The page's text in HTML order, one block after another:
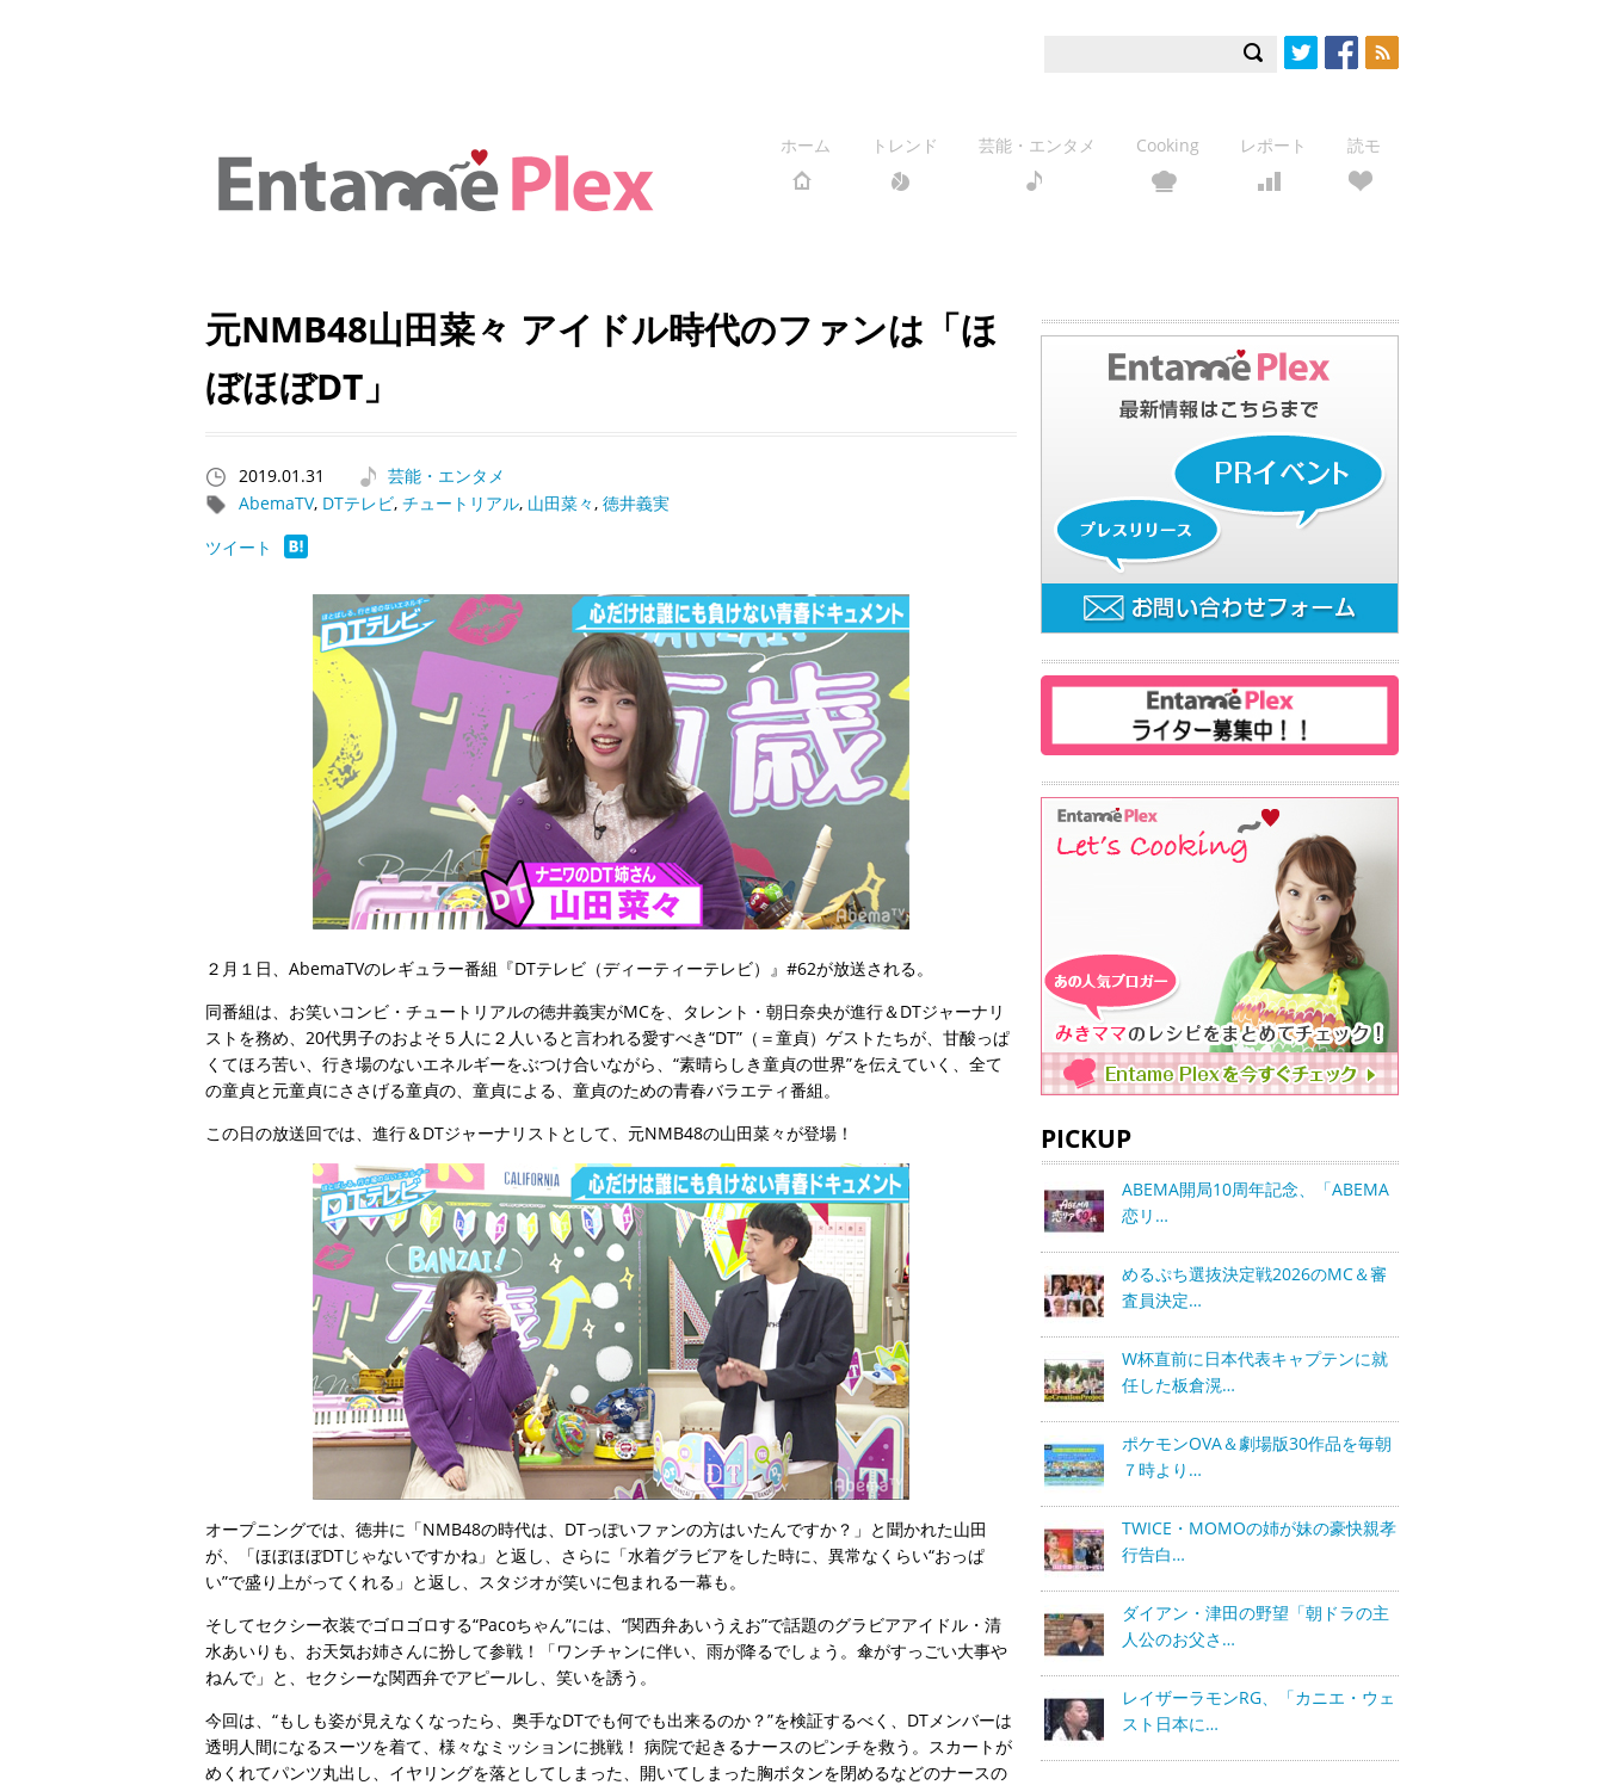
ホーム トレンド 芸能・エンタメ Cooking レポート 読モ
元NMB48山田菜々 アイドル時代のファンは「ほ
ぼほぼDT」
2019.01.31
芸能・エンタメ
AbemaTV, DTテレビ, チュートリアル, 山田菜々, 徳井義実
ツイート
２月１日、AbemaTVのレギュラー番組『DTテレビ（ディーティーテレビ）』#62が放送される。
同番組は、お笑いコンビ・チュートリアルの徳井義実がMCを、タレント・朝日奈央が進行＆DTジャーナリ
ストを務め、20代男子のおよそ５人に２人いると言われる愛すべき“DT”（＝童貞）ゲストたちが、甘酸っぱ
くてほろ苦い、行き場のないエネルギーをぶつけ合いながら、“素晴らしき童貞の世界”を伝えていく、全て
の童貞と元童貞にささげる童貞の、童貞による、童貞のための青春バラエティ番組。
この日の放送回では、進行＆DTジャーナリストとして、元NMB48の山田菜々が登場！
オープニングでは、徳井に「NMB48の時代は、DTっぽいファンの方はいたんですか？」と聞かれた山田
が、「ほぼほぼDTじゃないですかね」と返し、さらに「水着グラビアをした時に、異常なくらい“おっぱ
い”で盛り上がってくれる」と返し、スタジオが笑いに包まれる一幕も。
そしてセクシー衣装でゴロゴロする“Pacoちゃん”には、“関西弁あいうえお”で話題のグラビアアイドル・清
水あいりも、お天気お姉さんに扮して参戦！「ワンチャンに伴い、雨が降るでしょう。傘がすっごい大事や
ねんで」と、セクシーな関西弁でアピールし、笑いを誘う。
今回は、“もしも姿が見えなくなったら、奥手なDTでも何でも出来るのか？”を検証するべく、DTメンバーは
透明人間になるスーツを着て、様々なミッションに挑戦！ 病院で起きるナースのピンチを救う。スカートが
めくれてパンツ丸出し、イヤリングを落としてしまった、開いてしまった胸ボタンを閉めるなどのナースの
PICKUP
ABEMA開局10周年記念、「ABEMA
恋リ…
めるぷち選抜決定戦2026のMC＆審
査員決定…
W杯直前に日本代表キャプテンに就
任した板倉滉…
ポケモンOVA＆劇場版30作品を毎朝
７時より…
TWICE・MOMOの姉が妹の豪快親孝
行告白…
ダイアン・津田の野望「朝ドラの主
人公のお父さ…
レイザーラモンRG、「カニエ・ウェ
スト日本に…